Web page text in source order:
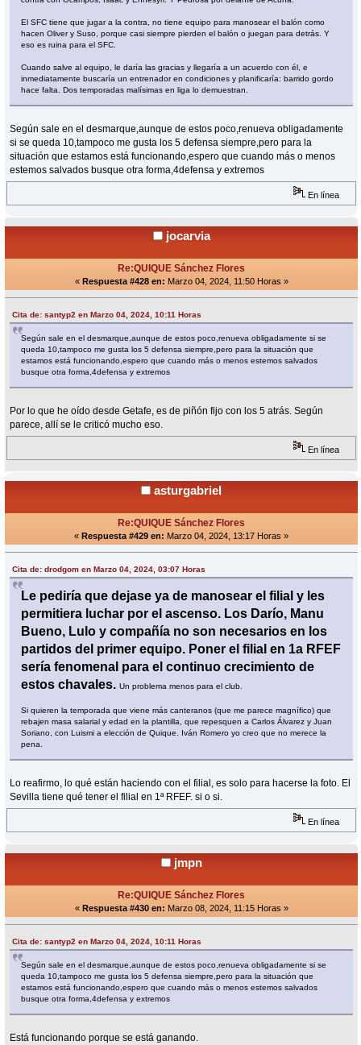
El SFC tiene que jugar a la contra, no tiene equipo para manosear el balón como
hacen Oliver y Suso, porque casi siempre pierden el balón o juegan para detrás. Y
eso es ruina para el SFC.
Cuando salve al equipo, le daría las gracias y llegaría a un acuerdo con él, e
inmediatamente buscaría un entrenador en condiciones y planificaría: barrido gordo
hace falta. Dos temporadas malísimas en liga lo demuestran.
Según sale en el desmarque,aunque de estos poco,renueva obligadamente
si se queda 10,tampoco me gusta los 5 defensa siempre,pero para la
situación que estamos está funcionando,espero que cuando más o menos
estemos salvados busque otra forma,4defensa y extremos
En línea
jocarvia
Re:QUIQUE Sánchez Flores
« Respuesta #428 en: Marzo 04, 2024, 11:50 Horas »
Cita de: santyp2 en Marzo 04, 2024, 10:11 Horas
Según sale en el desmarque,aunque de estos poco,renueva obligadamente si se
queda 10,tampoco me gusta los 5 defensa siempre,pero para la situación que
estamos está funcionando,espero que cuando más o menos estemos salvados
busque otra forma,4defensa y extremos
Por lo que he oído desde Getafe, es de piñón fijo con los 5 atrás. Según
parece, allí se le criticó mucho eso.
En línea
asturgabriel
Re:QUIQUE Sánchez Flores
« Respuesta #429 en: Marzo 04, 2024, 13:17 Horas »
Cita de: drodgom en Marzo 04, 2024, 03:07 Horas
Le pediría que dejase ya de manosear el filial y les
permitiera luchar por el ascenso. Los Darío, Manu
Bueno, Lulo y compañía no son necesarios en los
partidos del primer equipo. Poner el filial en 1a RFEF
sería fenomenal para el continuo crecimiento de
estos chavales.Un problema menos para el club.
Si quieren la temporada que viene más canteranos (que me parece magnífico) que
rebajen masa salarial y edad en la plantilla, que repesquen a Carlos Álvarez y Juan
Soriano, con Luismi a elección de Quique. Iván Romero yo creo que no merece la
pena.
Lo reafirmo, lo qué están haciendo con el filial, es solo para hacerse la foto. El
Sevilla tiene qué tener el filial en 1ª RFEF. si o si.
En línea
jmpn
Re:QUIQUE Sánchez Flores
« Respuesta #430 en: Marzo 08, 2024, 11:15 Horas »
Cita de: santyp2 en Marzo 04, 2024, 10:11 Horas
Según sale en el desmarque,aunque de estos poco,renueva obligadamente si se
queda 10,tampoco me gusta los 5 defensa siempre,pero para la situación que
estamos está funcionando,espero que cuando más o menos estemos salvados
busque otra forma,4defensa y extremos
Está funcionando porque se está ganando.